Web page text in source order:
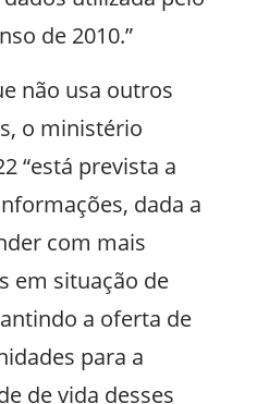
de 2010.”
não usa outros
o ministério
“está prevista a
dada a
com mais
em situação de
a oferta de
para a
de vida desses